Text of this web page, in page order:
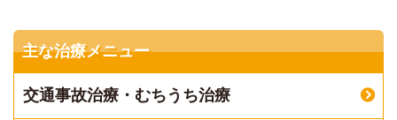
主な治療メニュー
交通事故治療・むちうち治療